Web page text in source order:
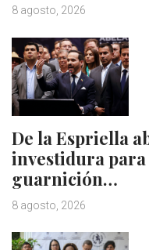
8 agosto, 2026
De la Espriella
investidura
guarnición…
8 agosto, 2026